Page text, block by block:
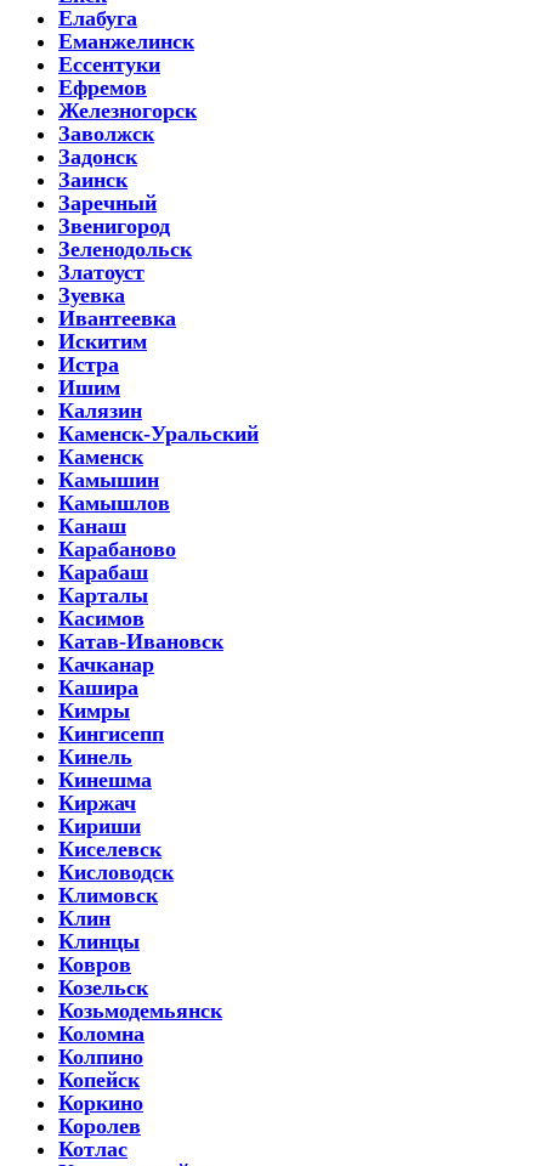
Елабуга
Еманжелинск
Ессентуки
Ефремов
Железногорск
Заволжск
Задонск
Заинск
Заречный
Звенигород
Зеленодольск
Златоуст
Зуевка
Ивантеевка
Искитим
Истра
Ишим
Калязин
Каменск-Уральский
Каменск
Камышин
Камышлов
Канаш
Карабаново
Карабаш
Карталы
Касимов
Катав-Ивановск
Качканар
Кашира
Кимры
Кингисепп
Кинель
Кинешма
Киржач
Кириши
Киселевск
Кисловодск
Климовск
Клин
Клинцы
Ковров
Козельск
Козьмодемьянск
Коломна
Колпино
Копейск
Коркино
Королев
Котлас